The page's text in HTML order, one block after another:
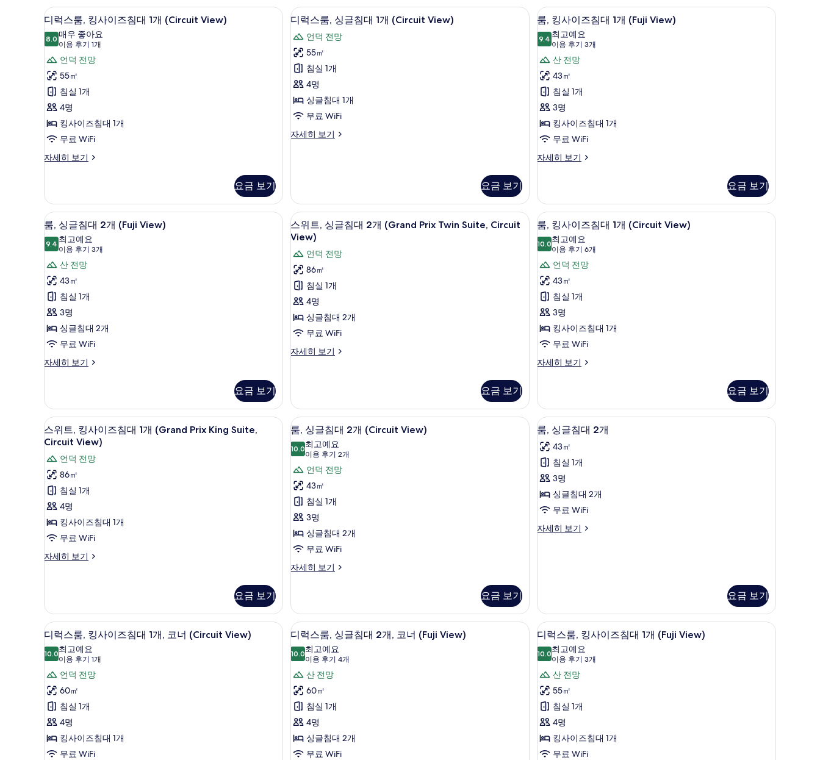
보
기
보
기
보
기
디
럭
스
룸,
킹
사
이
즈
침
대
(Circuit
View)
사
진
모
두
보
기
디럭스룸, 킹사이즈침대 1개 (Circuit View) | 오리/거위털 이불, 미니바, 객실 내 금고, 책상
10
디럭스룸, 킹사이즈침대 1개 (Circuit View)
8.08.0점 만점 중 10점
매우 좋아요
이용 후기 1개
(이
용
후
기
개)
언덕 전망
55㎡
침실 1개
4명
킹사이즈침대 1개
무료 WiFi
자세히 보기
디
킹
사
이
즈
침
개
(Circuit
View)
자
히
보
요금 보기
디
럭
스
룸,
싱
글
침
1
사
진
모
보
기
7
디럭스룸, 싱글침대 1개 (Circuit View)
언덕 전망
55㎡
침실 1개
4명
싱글침대 1개
무료 WiFi
자세히 보기
디
침
대
1
개
(Circuit
View)
자
세
히
보
요금 보기
룸,
킹
사
이
즈
침
대
1
개
(Fuji
진
모
두
보
기
룸, 킹사이즈침대 1개 (Fuji View) | 오리/거위
8
룸, 킹사이즈침대 1개 (Fuji View)
9.49.4점 만점 중 10점
최고예요
이용 후기 3개
(이
용
후
기
3
개)
산 전망
43㎡
침실 1개
3명
킹사이즈침대 1개
무료 WiFi
자세히 보기
룸,
즈
침
대
1
개
(Fuji
View)
자
세
히
보
요금 보기
룸,
싱
글
침
대
2
개
(Fuji
View)
사
두
보
기
룸, 싱글침대 2개 (Fuji View) | 오리/거위털 이불, 미니바, 객실 내 금고, 책상
7
룸, 싱글침대 2개 (Fuji View)
9.49.4점 만점 중 10점
최고예요
이용 후기 3개
(이
용
후
기
3
개)
산 전망
43㎡
침실 1개
3명
싱글침대 2개
무료 WiFi
자세히 보기
룸,
대
개
(Fuji
자
세
히
보
기
요금 보기
스
위
트,
싱
글
침
대
2
(Grand
Suite,
Circuit
View)
사
진
모
두
보
기
7
스위트, 싱글침대 2개 (Grand Prix Twin Suite, Circuit
View)
언덕 전망
86㎡
침실 1개
4명
싱글침대 2개
무료 WiFi
자세히 보기
스
침
대
2
개
(Grand
Twin
Suite,
Circuit
View)
자
히
보
요금 보기
룸,
킹
사
이
즈
침
대
1
개
(Circuit
진
모
두
보
기
룸, 킹사이즈침대 1개 (Circuit View) | 오리/거
8
룸, 킹사이즈침대 1개 (Circuit View)
10.010.0점 만점 중 10점
최고예요
이용 후기 6개
(이
용
후
기
6
개)
언덕 전망
43㎡
침실 1개
3명
킹사이즈침대 1개
무료 WiFi
자세히 보기
룸,
즈
침
대
1
개
(Circuit
View)
자
세
히
보
기
요금 보기
스
위
트,
킹
사
이
즈
침
대
Prix
King
Suite,
Circuit
View)
사
진
모
두
보
7
스위트, 킹사이즈침대 1개 (Grand Prix King Suite,
Circuit View)
언덕 전망
86㎡
침실 1개
4명
킹사이즈침대 1개
무료 WiFi
자세히 보기
스
이
즈
침
대
1
(Grand
Prix
King
Suite,
Circuit
자
세
요금 보기
룸,
싱
글
침
대
2
개
(Circuit
View)
사
두
보
기
룸, 싱글침대 2개 (Circuit View) | 오리/거위털 이불, 미니바, 객실 내 금고, 책상
8
룸, 싱글침대 2개 (Circuit View)
10.010.0점 만점 중 10점
최고예요
이용 후기 2개
(이
용
후
기
2
개)
언덕 전망
43㎡
침실 1개
3명
싱글침대 2개
무료 WiFi
자세히 보기
룸,
대
개
(Circuit
View)
세
히
보
기
요금 보기
룸,
싱
글
침
대
2
개
사
기
6
룸, 싱글침대 2개
43㎡
침실 1개
3명
싱글침대 2개
무료 WiFi
자세히 보기
룸,
자
세
히
보
기
요금 보기
디
럭
스
룸,
킹
사
이
즈
침
오리/거위털 이불, 미니바, 객실 내 금고, 책상
8
디럭스룸, 킹사이즈침대 1개, 코너 (Circuit View)
10.010.0점 만점 중 10점
최고예요
이용 후기 1개
(이
용
후
기
개)
언덕 전망
60㎡
침실 1개
4명
킹사이즈침대 1개
무료 WiFi
디
럭
스
룸,
싱
글
침
대
2
디럭스룸, 싱글침대 2개, 코너 (Fuji View) | 오리/거위털 이불, 미니바, 객실 내 금고, 책상
7
디럭스룸, 싱글침대 2개, 코너 (Fuji View)
10.010.0점 만점 중 10점
최고예요
이용 후기 4개
(이
용
후
기
4
개)
산 전망
60㎡
침실 1개
4명
싱글침대 2개
무료 WiFi
디
럭
스
룸,
킹
사
이
즈
침
오리/거위털 이불, 미니바, 객실 내 금고, 책상
9
디럭스룸, 킹사이즈침대 1개 (Fuji View)
10.010.0점 만점 중 10점
최고예요
이용 후기 3개
(이
용
후
기
3
개)
산 전망
55㎡
침실 1개
4명
킹사이즈침대 1개
무료 WiFi